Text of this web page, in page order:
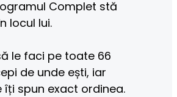
Complet stă
locul lui.
le faci pe toate 66
de unde ești, iar
spun exact ordinea.